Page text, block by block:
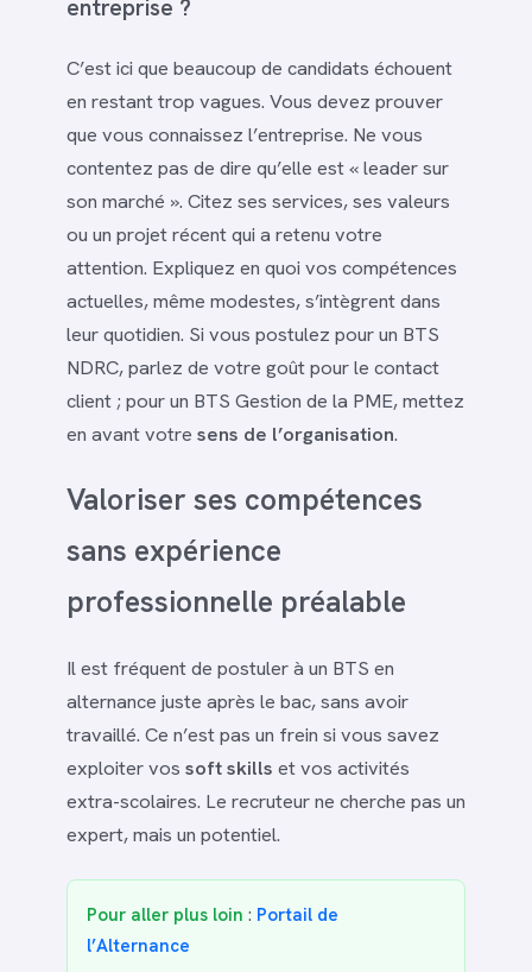
entreprise ?
C’est ici que beaucoup de candidats échouent
en restant trop vagues. Vous devez prouver
que vous connaissez l’entreprise. Ne vous
contentez pas de dire qu’elle est « leader sur
son marché ». Citez ses services, ses valeurs
ou un projet récent qui a retenu votre
attention. Expliquez en quoi vos compétences
actuelles, même modestes, s’intègrent dans
leur quotidien. Si vous postulez pour un BTS
NDRC, parlez de votre goût pour le contact
client ; pour un BTS Gestion de la PME, mettez
en avant votre sens de l’organisation.
Valoriser ses compétences
sans expérience
professionnelle préalable
Il est fréquent de postuler à un BTS en
alternance juste après le bac, sans avoir
travaillé. Ce n’est pas un frein si vous savez
exploiter vos soft skills et vos activités
extra-scolaires. Le recruteur ne cherche pas un
expert, mais un potentiel.
Pour aller plus loin : Portail de
l’Alternance